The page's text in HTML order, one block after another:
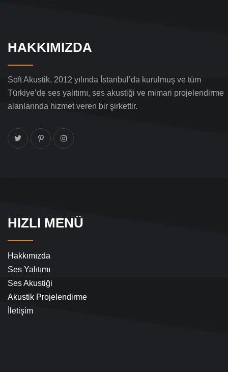
HAKKIMIZDA
Soft Akustik, 2012 yılında İstanbul’da kurulmuş ve tüm
Türkiye’de ses yalıtımı, ses akustiği ve mimari projelendirme
alanlarında hizmet veren bir şirkettir.
HIZLI MENÜ
Hakkımızda
Ses Yalıtımı
Ses Akustiği
Akustik Projelendirme
İletişim